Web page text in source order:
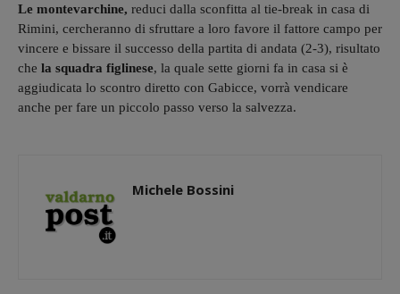
Le montevarchine, reduci dalla sconfitta al tie-break in casa di
Rimini, cercheranno di sfruttare a loro favore il fattore campo per
vincere e bissare il successo della partita di andata (2-3), risultato
che la squadra figlinese, la quale sette giorni fa in casa si è
aggiudicata lo scontro diretto con Gabicce, vorrà vendicare
anche per fare un piccolo passo verso la salvezza.
Michele Bossini